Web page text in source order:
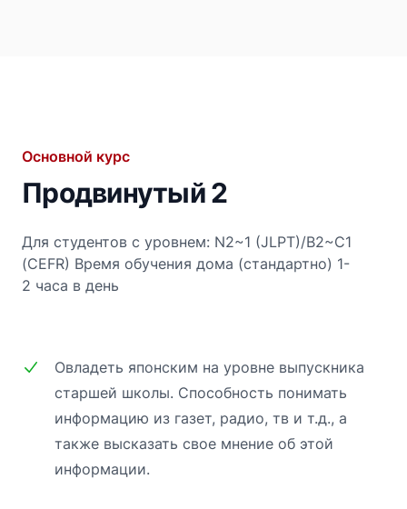
Основной курс
Продвинутый 2
Для студентов с уровнем: N2~1 (JLPT)/B2~C1
(CEFR) Время обучения дома (стандартно) 1-
2 часа в день
Овладеть японским на уровне выпускника
старшей школы. Способность понимать
информацию из газет, радио, тв и т.д., а
также высказать свое мнение об этой
информации.